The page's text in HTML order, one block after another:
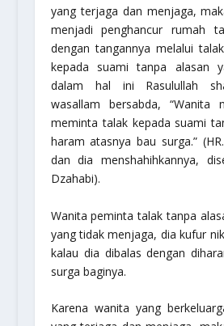
yang terjaga dan menjaga,
menjadi penghancur rumah
dengan tangannya melalui
kepada suami tanpa alasan
dalam hal ini Rasulullah
wasallam bersabda, “Wanita
meminta talak kepada suami
haram atasnya bau surga.”
dan dia menshahihkannya,
Dzahabi).
Wanita peminta talak tanpa
yang tidak menjaga, dia kufur
kalau dia dibalas dengan
surga baginya.
Karena wanita yang